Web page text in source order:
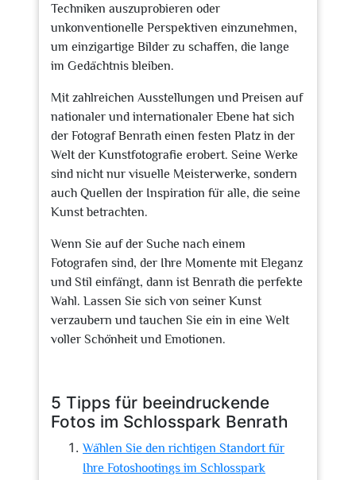
Techniken auszuprobieren oder
unkonventionelle Perspektiven einzunehmen,
um einzigartige Bilder zu schaffen, die lange
im Gedächtnis bleiben.
Mit zahlreichen Ausstellungen und Preisen auf
nationaler und internationaler Ebene hat sich
der Fotograf Benrath einen festen Platz in der
Welt der Kunstfotografie erobert. Seine Werke
sind nicht nur visuelle Meisterwerke, sondern
auch Quellen der Inspiration für alle, die seine
Kunst betrachten.
Wenn Sie auf der Suche nach einem
Fotografen sind, der Ihre Momente mit Eleganz
und Stil einfängt, dann ist Benrath die perfekte
Wahl. Lassen Sie sich von seiner Kunst
verzaubern und tauchen Sie ein in eine Welt
voller Schönheit und Emotionen.
5 Tipps für beeindruckende
Fotos im Schlosspark Benrath
Wählen Sie den richtigen Standort für
Ihre Fotoshootings im Schlosspark